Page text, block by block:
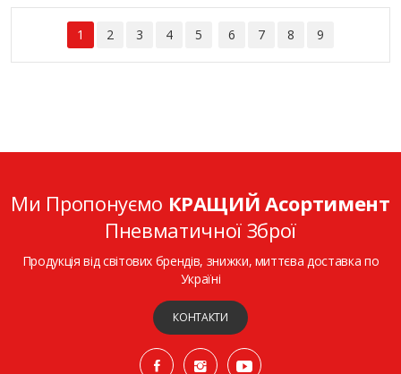
1 2 3 4 5 6 7 8 9
Ми Пропонуємо КРАЩИЙ Асортимент
Пневматичної Зброї
Продукція від світових брендів, знижки, миттєва доставка по
Україні
КОНТАКТИ